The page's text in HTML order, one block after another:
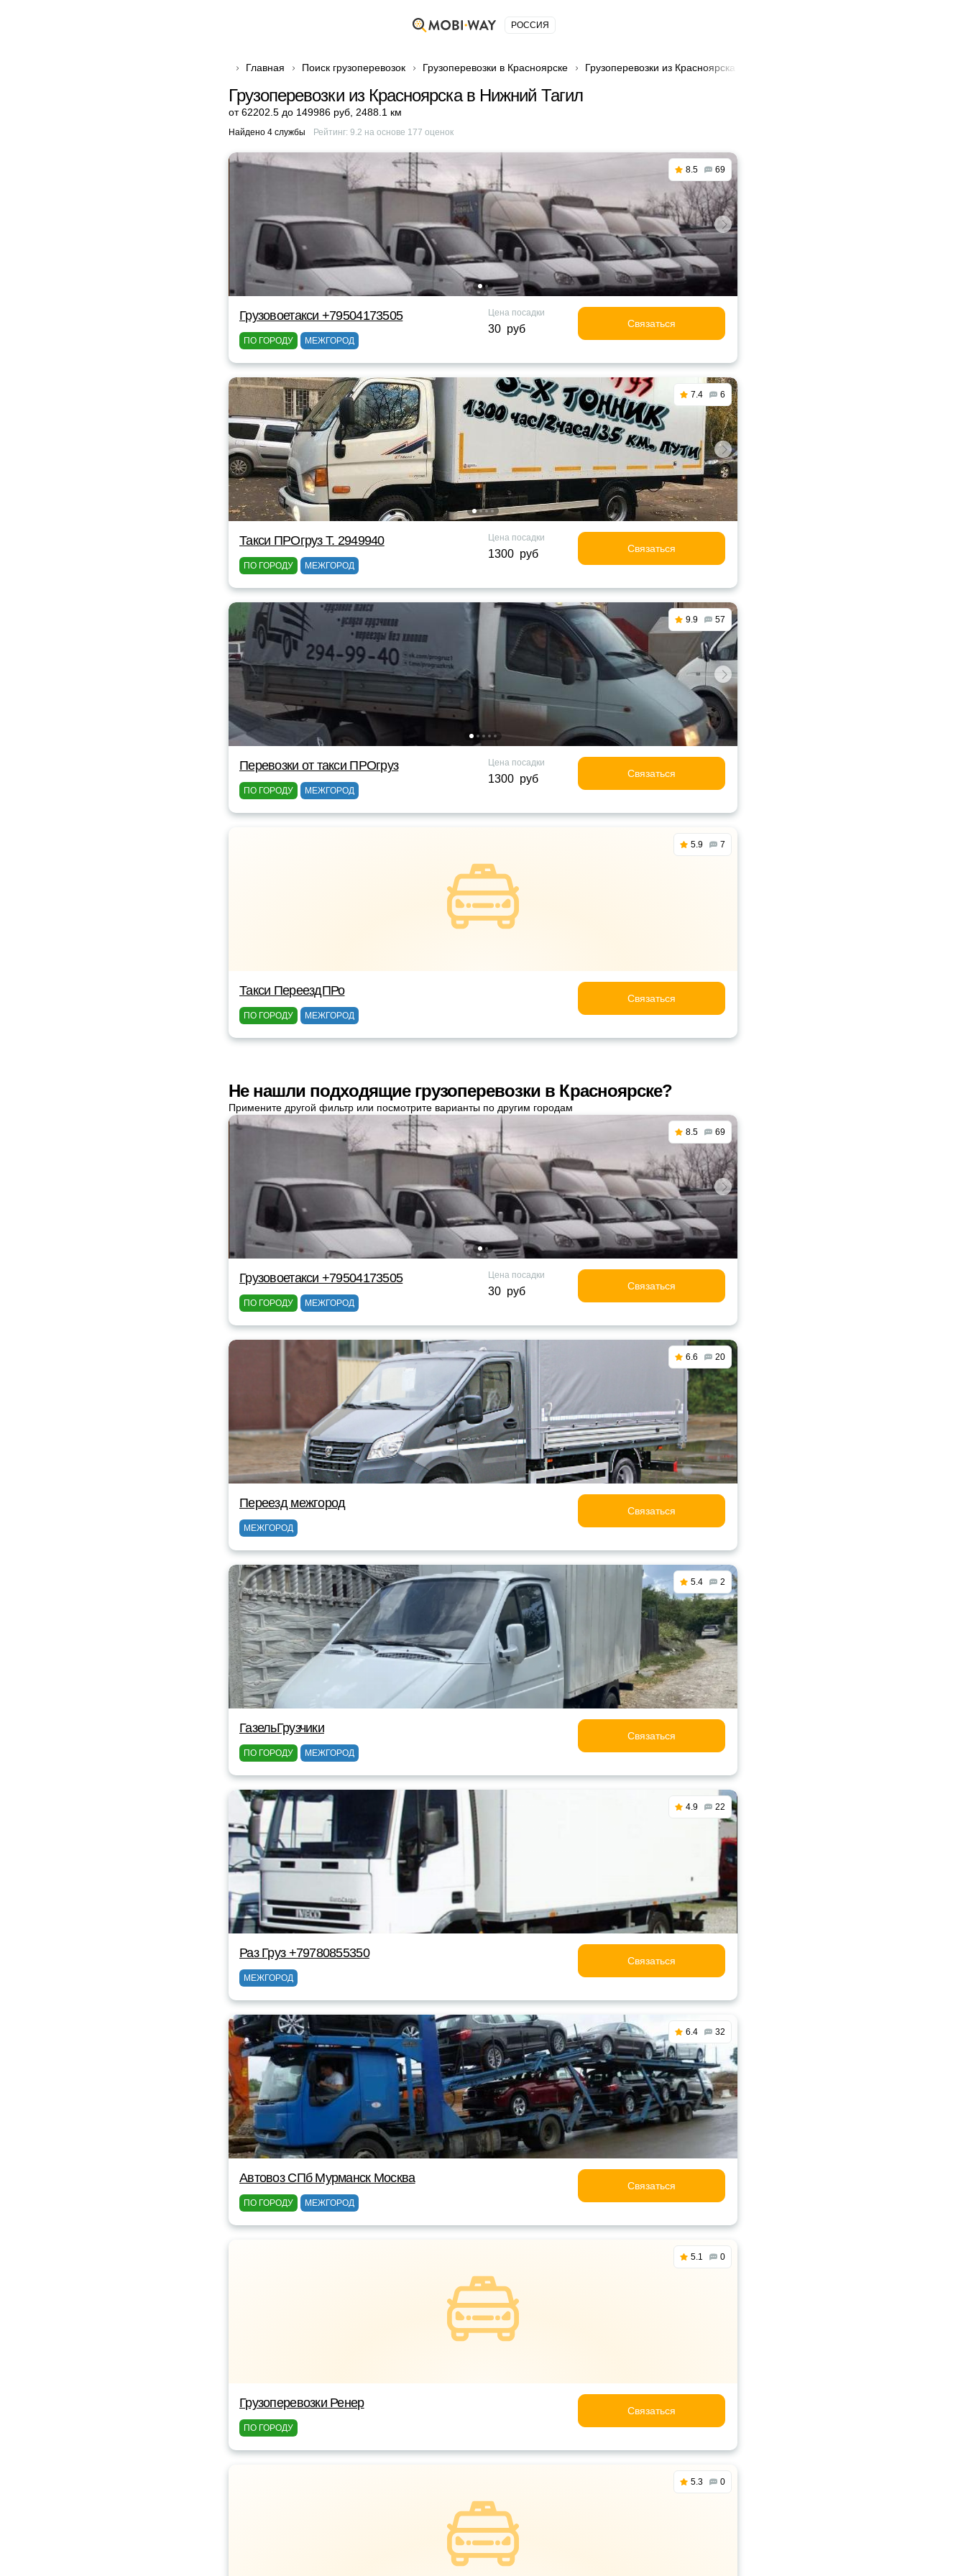
РОССИЯ
Главная Поиск грузоперевозок Грузоперевозки в Красноярске Грузоперевозки из Красноярска в Нижний Тагил
Грузоперевозки из Красноярска в Нижний Тагил
от 62202.5 до 149986 руб 2488.1 км
Найдено 4 службы Рейтинг: 9.2 на основе 177 оценок
8.5 69
Грузовоетакси +79504173505
ПО ГОРОДУ МЕЖГОРОД
Цена посадки
30 руб Связаться
7.4 6
Такси ПРОгруз Т. 2949940
ПО ГОРОДУ МЕЖГОРОД
Цена посадки
1300 руб Связаться
9.9 57
Перевозки от такси ПРОгруз
ПО ГОРОДУ МЕЖГОРОД
Цена посадки
1300 руб Связаться
5.9 7
Такси ПереездПРо
ПО ГОРОДУ МЕЖГОРОД
Связаться
Не нашли подходящие грузоперевозки в Красноярске?
Примените другой фильтр или посмотрите варианты по другим городам
8.5 69
Грузовоетакси +79504173505
ПО ГОРОДУ МЕЖГОРОД
Цена посадки
30 руб Связаться
6.6 20
Переезд межгород
МЕЖГОРОД
Связаться
5.4 2
ГазельГрузчики
ПО ГОРОДУ МЕЖГОРОД
Связаться
4.9 22
Раз Груз +79780855350
МЕЖГОРОД
Связаться
6.4 32
Автовоз СПб Мурманск Москва
ПО ГОРОДУ МЕЖГОРОД
Связаться
5.1 0
Грузоперевозки Ренер
ПО ГОРОДУ
Связаться
5.3 0